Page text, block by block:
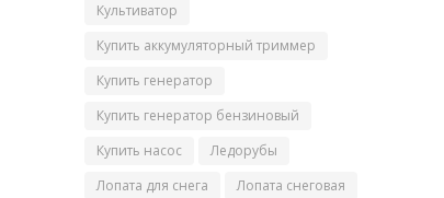
Культиватор
Купить аккумуляторный триммер
Купить генератор
Купить генератор бензиновый
Купить насос
Ледорубы
Лопата для снега
Лопата снеговая